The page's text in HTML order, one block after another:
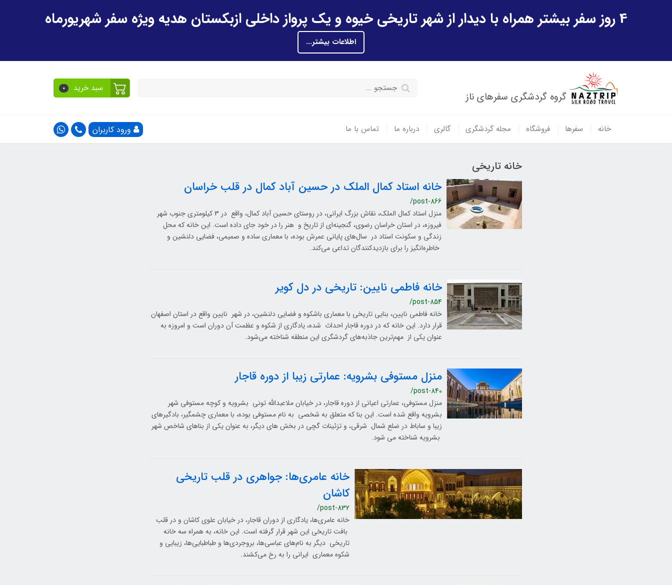
4 روز سفر بیشتر همراه با دیدار از شهر تاریخی خیوه و یک پرواز داخلی ازبکستان هدیه ویژه سفر شهریورماه
اطلاعات بیشتر...
گروه گردشگری سفرهای ناز
سبد خرید 0
خانه سفرها فروشگاه مجله گردشگری گالری درباره ما تماس با ما ورود کاربران
خانه تاریخی
خانه استاد کمال الملک در حسین آباد کمال در قلب خراسان
/post-866
منزل استاد کمال الملک، نقاش بزرگ ایرانی، در روستای حسین آباد کمال، واقع در 3 کیلومتری جنوب شهر
فیروزه، در استان خراسان رضوی، گنجینه‌ای از تاریخ و هنر را در خود جای داده است. این خانه که محل
زندگی و سکونت استاد در سال‌های پایانی عمرش بوده، با معماری ساده و صمیمی، فضایی دلنشین و
خاطره‌انگیز را برای بازدیدکنندگان تداعی می‌کند.
خانه فاطمی نایین: تاریخی در دل کویر
/post-854
خانه فاطمی نایین، بنایی تاریخی با معماری باشکوه و فضایی دلنشین، در شهر نایین واقع در استان اصفهان
قرار دارد. این خانه که در دوره قاجار احداث شده، یادگاری از شکوه و عظمت آن دوران است و امروزه به
عنوان یکی از مهم‌ترین جاذبه‌های گردشگری این منطقه شناخته می‌شود.
منزل مستوفی بشرویه: عمارتی زیبا از دوره قاجار
/post-840
منزل مستوفی، عمارتی اعیانی از دوره قاجار، در خیابان ملاعبدالله تونی بشرویه و کوچه مستوفی شهر
بشرویه واقع شده است. این بنا که متعلق به شخصی به نام مستوفی بوده، با معماری چشمگیر، بادگیرهای
زیبا و ساباط در ضلع شمال شرقی، و تزئینات گچی در بخش های دیگر، به عنوان یکی از بناهای شاخص شهر
بشرویه شناخته می شود.
خانه عامری‌ها: جواهری در قلب تاریخی
کاشان
/post-832
خانه عامری‌ها، یادگاری از دوران قاجار، در خیابان علوی کاشان و در قلب
بافت تاریخی این شهر قرار گرفته است. این خانه، به همراه سه خانه
تاریخی دیگر به نام‌های عباسی‌ها، بروجردی‌ها و طباطبایی‌ها، زیبایی و
شکوه معماری ایرانی را به رخ می‌کشند.